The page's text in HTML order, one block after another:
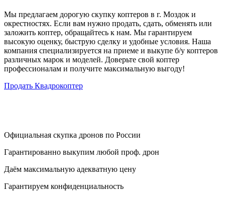
Мы предлагаем дорогую скупку коптеров в г. Моздок и
окрестностях. Если вам нужно продать, сдать, обменять или
заложить коптер, обращайтесь к нам. Мы гарантируем
высокую оценку, быструю сделку и удобные условия. Наша
компания специализируется на приеме и выкупе б/у коптеров
различных марок и моделей. Доверьте свой коптер
профессионалам и получите максимальную выгоду!
Продать Квадрокоптер
Официальная скупка дронов по России
Гарантированно выкупим любой проф. дрон
Даём максимальную адекватную цену
Гарантируем конфиденциальность